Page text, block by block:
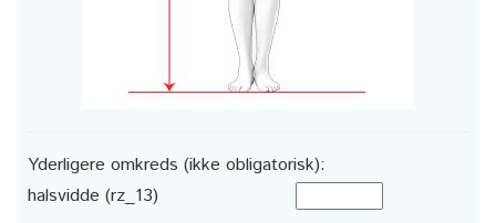
Yderligere omkreds (ikke obligatorisk):
halsvidde (rz_13)